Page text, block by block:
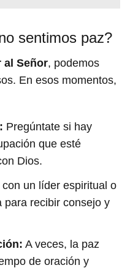
sentimos paz?
al Señor, podemos
En esos momentos,
Pregúntate si hay
que esté
Dios.
con un líder espiritual o
para recibir consejo y
A veces, la paz
de oración y